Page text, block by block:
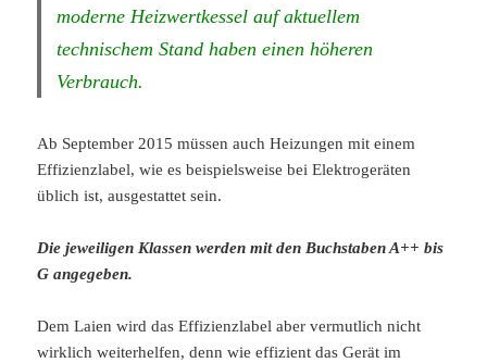
moderne Heizwertkessel auf aktuellem
technischem Stand haben einen höheren
Verbrauch.
Ab September 2015 müssen auch Heizungen mit einem
Effizienzlabel, wie es beispielsweise bei Elektrogeräten
üblich ist, ausgestattet sein.
Die jeweiligen Klassen werden mit den Buchstaben A++ bis
G angegeben.
Dem Laien wird das Effizienzlabel aber vermutlich nicht
wirklich weiterhelfen, denn wie effizient das Gerät im